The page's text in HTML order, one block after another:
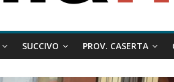
SUCCIVO PROV. CASERTA